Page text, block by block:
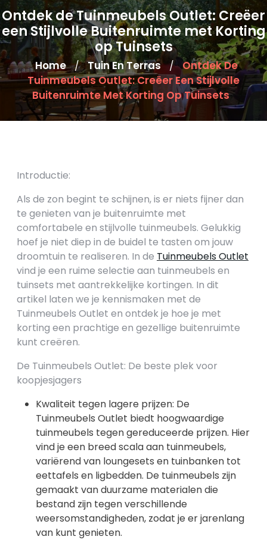
Ontdek de Tuinmeubels Outlet: Creëer
een Stijlvolle Buitenruimte met Korting
op Tuinsets
Home / Tuin En Terras / Ontdek De
Tuinmeubels Outlet: Creëer Een Stijlvolle
Buitenruimte Met Korting Op Tuinsets
Introductie:
Als de zon begint te schijnen, is er niets fijner dan
te genieten van je buitenruimte met
comfortabele en stijlvolle tuinmeubels. Gelukkig
hoef je niet diep in de buidel te tasten om jouw
droomtuin te realiseren. In de Tuinmeubels Outlet
vind je een ruime selectie aan tuinmeubels en
tuinsets met aantrekkelijke kortingen. In dit
artikel laten we je kennismaken met de
Tuinmeubels Outlet en ontdek je hoe je met
korting een prachtige en gezellige buitenruimte
kunt creëren.
De Tuinmeubels Outlet: De beste plek voor
koopjesjagers
Kwaliteit tegen lagere prijzen: De
Tuinmeubels Outlet biedt hoogwaardige
tuinmeubels tegen gereduceerde prijzen. Hier
vind je een breed scala aan tuinmeubels,
variërend van loungesets en tuinbanken tot
eettafels en ligbedden. De tuinmeubels zijn
gemaakt van duurzame materialen die
bestand zijn tegen verschillende
weersomstandigheden, zodat je er jarenlang
van kunt genieten.